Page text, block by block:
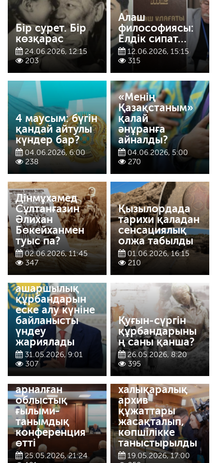
Бір сурет. Бір
көзқарас
24.06.2026, 12:15
203
Алаш
философиясы:
Елдік сипат…
12.06.2026, 15:15
315
4 маусым: бүгін
қандай айтулы
күндер бар?
04.06.2026, 6:00
238
«Менің
Қазақстаным»
қалай
әнұранға
айналды?
04.06.2026, 5:00
270
Дінмұхамед
Сұлтанғазин
Әлихан
Бөкейханмен
туыс па?
02.06.2026, 11:45
347
Қызылордада
тарихи қаладан
сенсациялық
олжа табылды
01.06.2026, 16:15
210
Мемлекет
басшысы Саяси
қуғын-сүргін
және
ашаршылық
құрбандарын
еске алу күніне
байланысты
үндеу
жариялады
31.05.2026, 9:01
307
Қуғын-сүргін
құрбандарыны
ң саны қанша?
26.05.2026, 8:20
395
Алмагүл
Божанованың
80 жылдығына
арналған
облыстық
ғылыми-
танымдық
конференция
өтті
25.05.2026, 21:24
Елімізде алғаш
рет Алтын
ордаға
қатысты
халықаралық
архив
құжаттары
жасақталып,
көпшілікке
таныстырылды
19.05.2026, 17:00